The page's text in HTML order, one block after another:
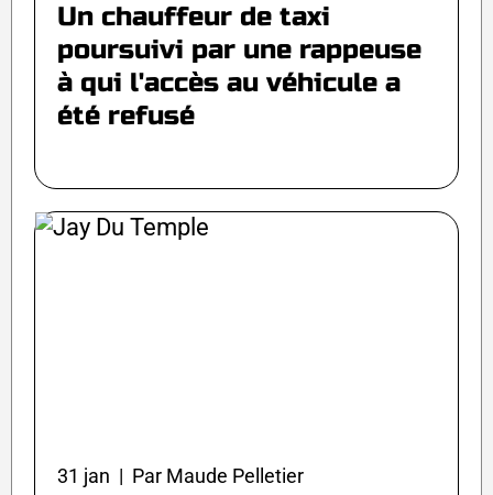
Un chauffeur de taxi
poursuivi par une rappeuse
à qui l'accès au véhicule a
été refusé
31 jan | Par Maude Pelletier